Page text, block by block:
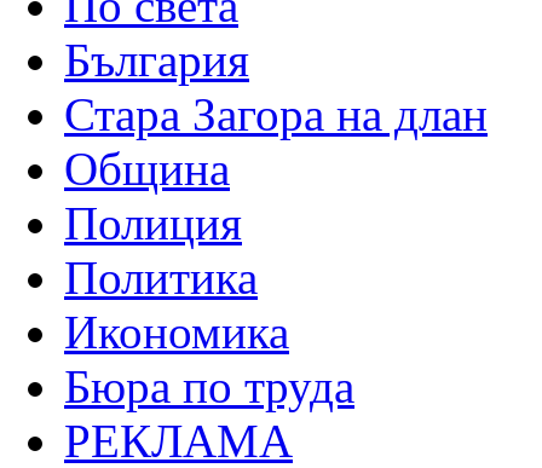
България
Стара Загора на длан
Община
Полиция
Политика
Икономика
Бюра по труда
РЕКЛАМА